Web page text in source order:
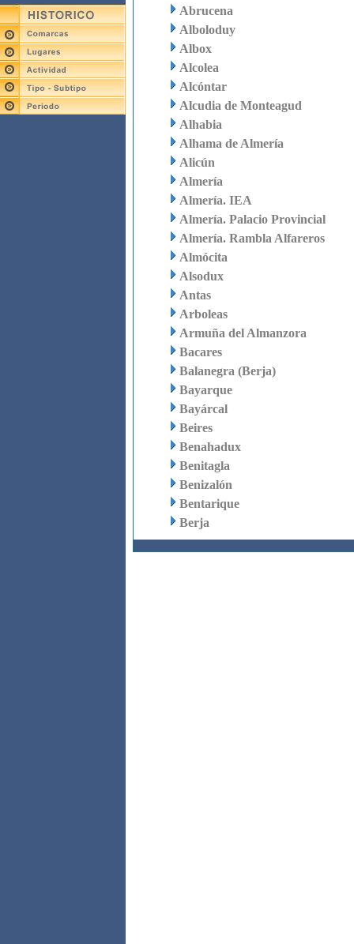
Abrucena
Alboloduy
Albox
Alcolea
Alcóntar
Alcudia de Monteagud
Alhabia
Alhama de Almería
Alicún
Almería
Almería. IEA
Almería. Palacio Provincial
Almería. Rambla Alfareros
Almócita
Alsodux
Antas
Arboleas
Armuña del Almanzora
Bacares
Balanegra (Berja)
Bayarque
Bayárcal
Beires
Benahadux
Benitagla
Benizalón
Bentarique
Berja